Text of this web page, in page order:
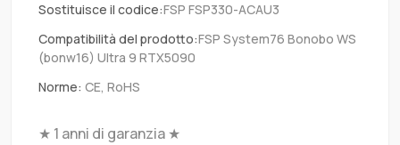
Sostituisce il codice:FSP FSP330-ACAU3
Compatibilità del prodotto:FSP System76 Bonobo WS
(bonw16) Ultra 9 RTX5090
Norme: CE, RoHS
★ 1 anni di garanzia ★